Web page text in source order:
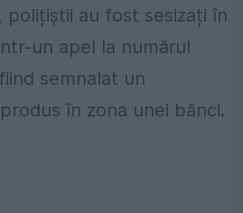
polițiștii au fost sesizați în
un apel la numărul
semnalat un
în zona unei bănci.